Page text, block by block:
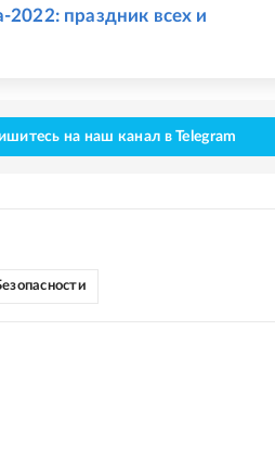
праздник всех и
на наш канал в Telegram